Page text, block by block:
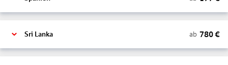
Sri Lanka ab 780€